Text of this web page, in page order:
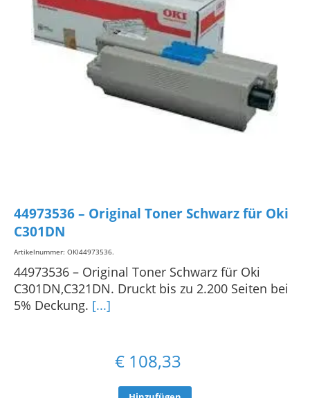
44973536 – Original Toner Schwarz für Oki
C301DN
Artikelnummer: OKI44973536.
44973536 – Original Toner Schwarz für Oki
C301DN,C321DN. Druckt bis zu 2.200 Seiten bei
5% Deckung. [...]
€ 108,33